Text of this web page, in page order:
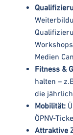
Medien
Fitness &
halten –
die
Mobilität:
ÖPNV-
Attraktive